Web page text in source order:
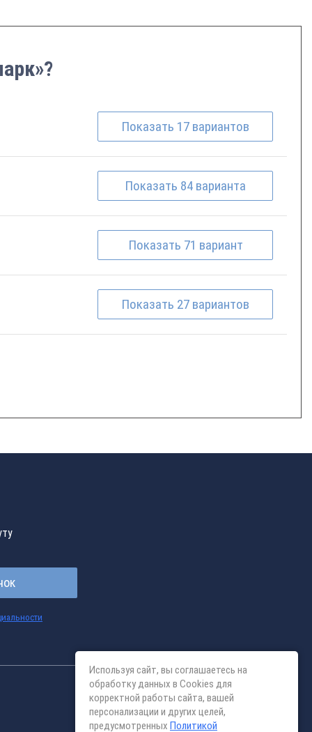
Показать 17 вариантов
Показать 84 варианта
Показать 71 вариант
Показать 27 вариантов
Используя сайт, вы соглашаетесь на
обработку данных в Cookies для
корректной работы сайта, вашей
персонализации и других целей,
предусмотренных Политикой